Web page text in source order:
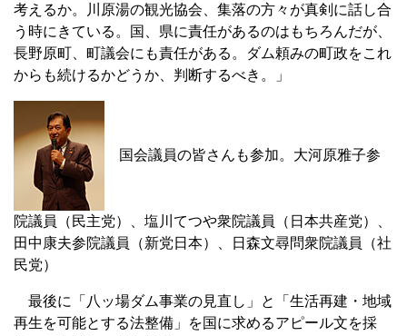
考えるか。川原湯の観光協会、集落の方々が真剣に話し合
う時にきている。国、県に責任があるのはもちろんだが、
長野原町、町議会にも責任がある。ダム頼みの町政をこれ
からも続けるかどうか、判断するべき。」
国会議員の皆さんも参加。大河原雅子参
院議員（民主党）、塩川てつや衆院議員（日本共産党）、
田中康夫参院議員（新党日本）、日森文尋問衆院議員（社
民党）
最後に「八ッ場ダム事業の見直し」と「生活再建・地域
再生を可能とする法整備」を国に求めるアピール文を採